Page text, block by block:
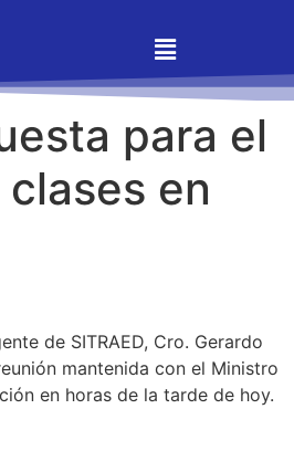
para el
en
de SITRAED, Cro. Gerardo
mantenida con el Ministro
en horas de la tarde de hoy.